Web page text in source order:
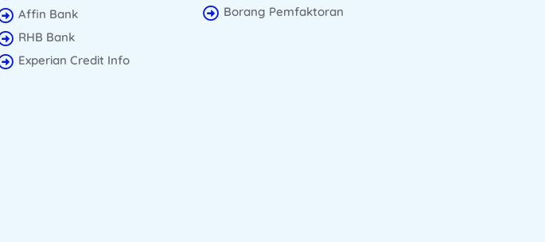
Affin Bank
RHB Bank
Experian Credit Info
Borang Pemfaktoran